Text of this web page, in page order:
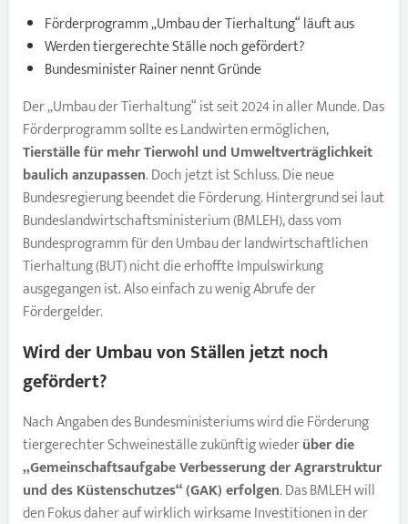
Förderprogramm „Umbau der Tierhaltung“ läuft aus
Werden tiergerechte Ställe noch gefördert?
Bundesminister Rainer nennt Gründe
Der „Umbau der Tierhaltung“ ist seit 2024 in aller Munde. Das
Förderprogramm sollte es Landwirten ermöglichen,
Tierställe für mehr Tierwohl und Umweltverträglichkeit
baulich anzupassen. Doch jetzt ist Schluss. Die neue
Bundesregierung beendet die Förderung. Hintergrund sei laut
Bundeslandwirtschaftsministerium (BMLEH), dass vom
Bundesprogramm für den Umbau der landwirtschaftlichen
Tierhaltung (BUT) nicht die erhoffte Impulswirkung
ausgegangen ist. Also einfach zu wenig Abrufe der
Fördergelder.
Wird der Umbau von Ställen jetzt noch
gefördert?
Nach Angaben des Bundesministeriums wird die Förderung
tiergerechter Schweineställe zukünftig wiederüber die
„Gemeinschaftsaufgabe Verbesserung der Agrarstruktur
und des Küstenschutzes“ (GAK) erfolgen. Das BMLEH will
den Fokus daher auf wirklich wirksame Investitionen in der